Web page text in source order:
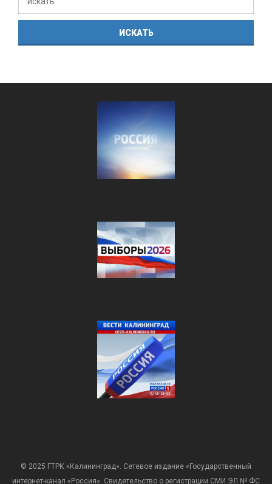
© 2025 ГТРК «Калининград». Сетевое издание «Государственный
интернет-канал «Россия». Свидетельство о регистрации СМИ ЭЛ № ФС